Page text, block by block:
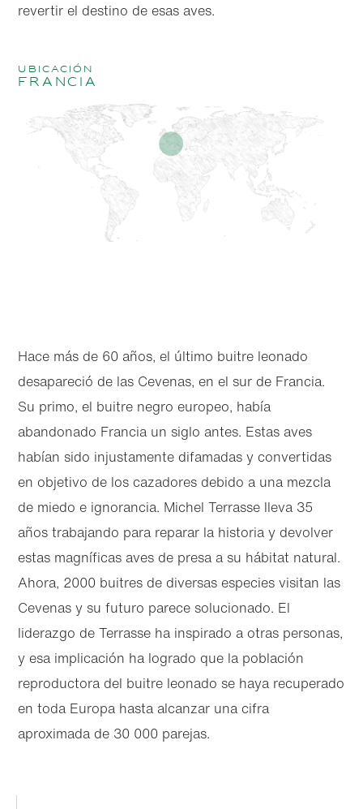
revertir el destino de esas aves.
Ubicación
Francia
Hace más de 60 años, el último buitre leonado
desapareció de las Cevenas, en el sur de Francia.
Su primo, el buitre negro europeo, había
abandonado Francia un siglo antes. Estas aves
habían sido injustamente difamadas y convertidas
en objetivo de los cazadores debido a una mezcla
de miedo e ignorancia. Michel Terrasse lleva 35
años trabajando para reparar la historia y devolver
estas magníficas aves de presa a su hábitat natural.
Ahora, 2000 buitres de diversas especies visitan las
Cevenas y su futuro parece solucionado. El
liderazgo de Terrasse ha inspirado a otras personas,
y esa implicación ha logrado que la población
reproductora del buitre leonado se haya recuperado
en toda Europa hasta alcanzar una cifra
aproximada de 30 000 parejas.